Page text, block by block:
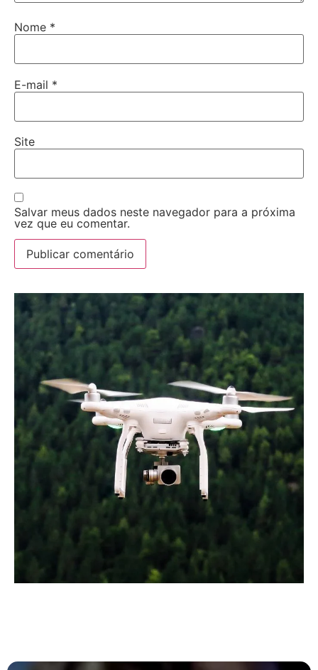
Nome *
E-mail *
Site
Salvar meus dados neste navegador para a próxima
vez que eu comentar.